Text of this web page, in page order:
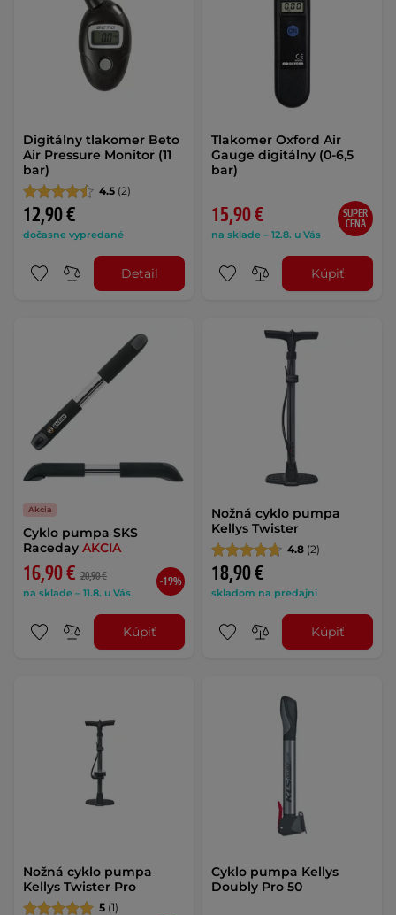
Digitálny tlakomer Beto
Air Pressure Monitor (11
bar)
4.5 (2)
12,90 €
dočasne vypredané
Detail
Tlakomer Oxford Air
Gauge digitálny (0-6,5
bar)
15,90 €
na sklade – 12.8. u Vás
SUPER
CENA
Kúpiť
Akcia
Cyklo pumpa SKS
Raceday AKCIA
16,90 € 20,90 €
na sklade – 11.8. u Vás
-19%
Kúpiť
Nožná cyklo pumpa
Kellys Twister
4.8 (2)
18,90 €
skladom na predajni
Kúpiť
Nožná cyklo pumpa
Kellys Twister Pro
5 (1)
Cyklo pumpa Kellys
Doubly Pro 50